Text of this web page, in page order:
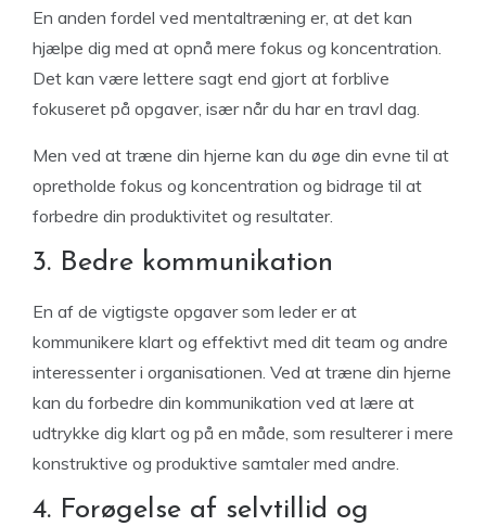
En anden fordel ved mentaltræning er, at det kan
hjælpe dig med at opnå mere fokus og koncentration.
Det kan være lettere sagt end gjort at forblive
fokuseret på opgaver, især når du har en travl dag.
Men ved at træne din hjerne kan du øge din evne til at
opretholde fokus og koncentration og bidrage til at
forbedre din produktivitet og resultater.
3. Bedre kommunikation
En af de vigtigste opgaver som leder er at
kommunikere klart og effektivt med dit team og andre
interessenter i organisationen. Ved at træne din hjerne
kan du forbedre din kommunikation ved at lære at
udtrykke dig klart og på en måde, som resulterer i mere
konstruktive og produktive samtaler med andre.
4. Forøgelse af selvtillid og